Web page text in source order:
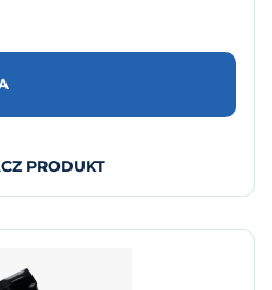
PRODUKT